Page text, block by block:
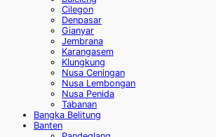
Cilegon
Denpasar
Gianyar
Jembrana
Karangasem
Klungkung
Nusa Ceningan
Nusa Lembongan
Nusa Penida
Tabanan
Bangka Belitung
Banten